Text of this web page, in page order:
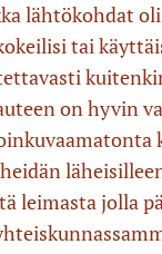
lähtökohdat
tai
on hyvin
leimasta jolla